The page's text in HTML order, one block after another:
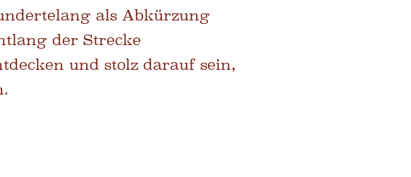
als Abkürzung
der Strecke
und stolz darauf sein,